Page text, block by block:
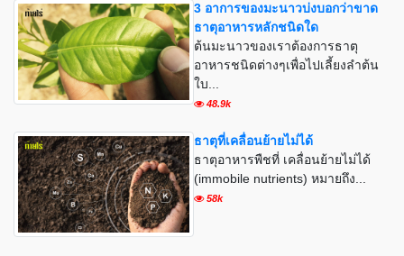
3 อาการของมะนาวบ่งบอกว่าขาด
ธาตุอาหารหลักชนิดใด
ต้นมะนาวของเราต้องการธาตุ
อาหารชนิดต่างๆเพื่อไปเลี้ยงลำต้น
ใบ...
48.9k
ธาตุที่เคลื่อนย้ายไม่ได้
ธาตุอาหารพืชที่ เคลื่อนย้ายไม่ได้
(immobile nutrients) หมายถึง...
58k